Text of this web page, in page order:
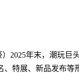
2025年末，潮玩巨
、特展、新品发布等